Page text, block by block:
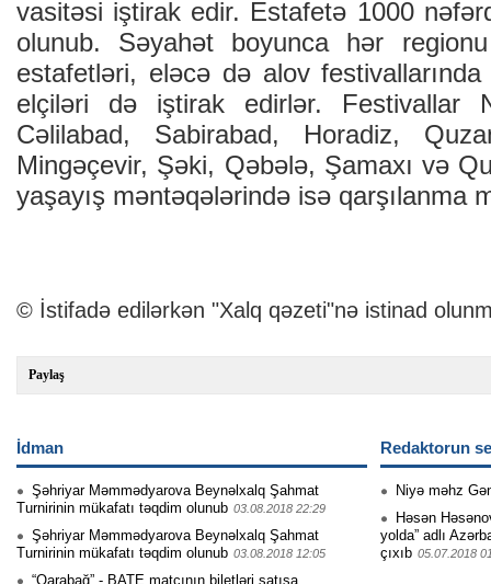
vasitəsi iştirak edir. Estafetə 1000
olunub. Səyahət boyunca hər
estafetləri, eləcə də alov festivallarında
elçiləri də iştirak edirlər. Festivallar
Cəlilabad, Sabirabad, Horadiz,
Mingəçevir, Şəki, Qəbələ, Şamaxı və
yaşayış məntəqələrində isə qarşılanma
© İstifadə edilərkən "Xalq qəzeti"nə istinad
Paylaş
İdman
Şəhriyar Məmmədyarova Beynəlxalq Şahmat
Turnirinin mükafatı təqdim olunub 03.08.2018 22:29
Şəhriyar Məmmədyarova Beynəlxalq Şahmat
Turnirinin mükafatı təqdim olunub 03.08.2018 12:05
“Qarabağ” - BATE matçının biletləri satışa
Redaktorun
Niyə məhz
Həsən
yolda” adlı
çıxıb 05.07.2018